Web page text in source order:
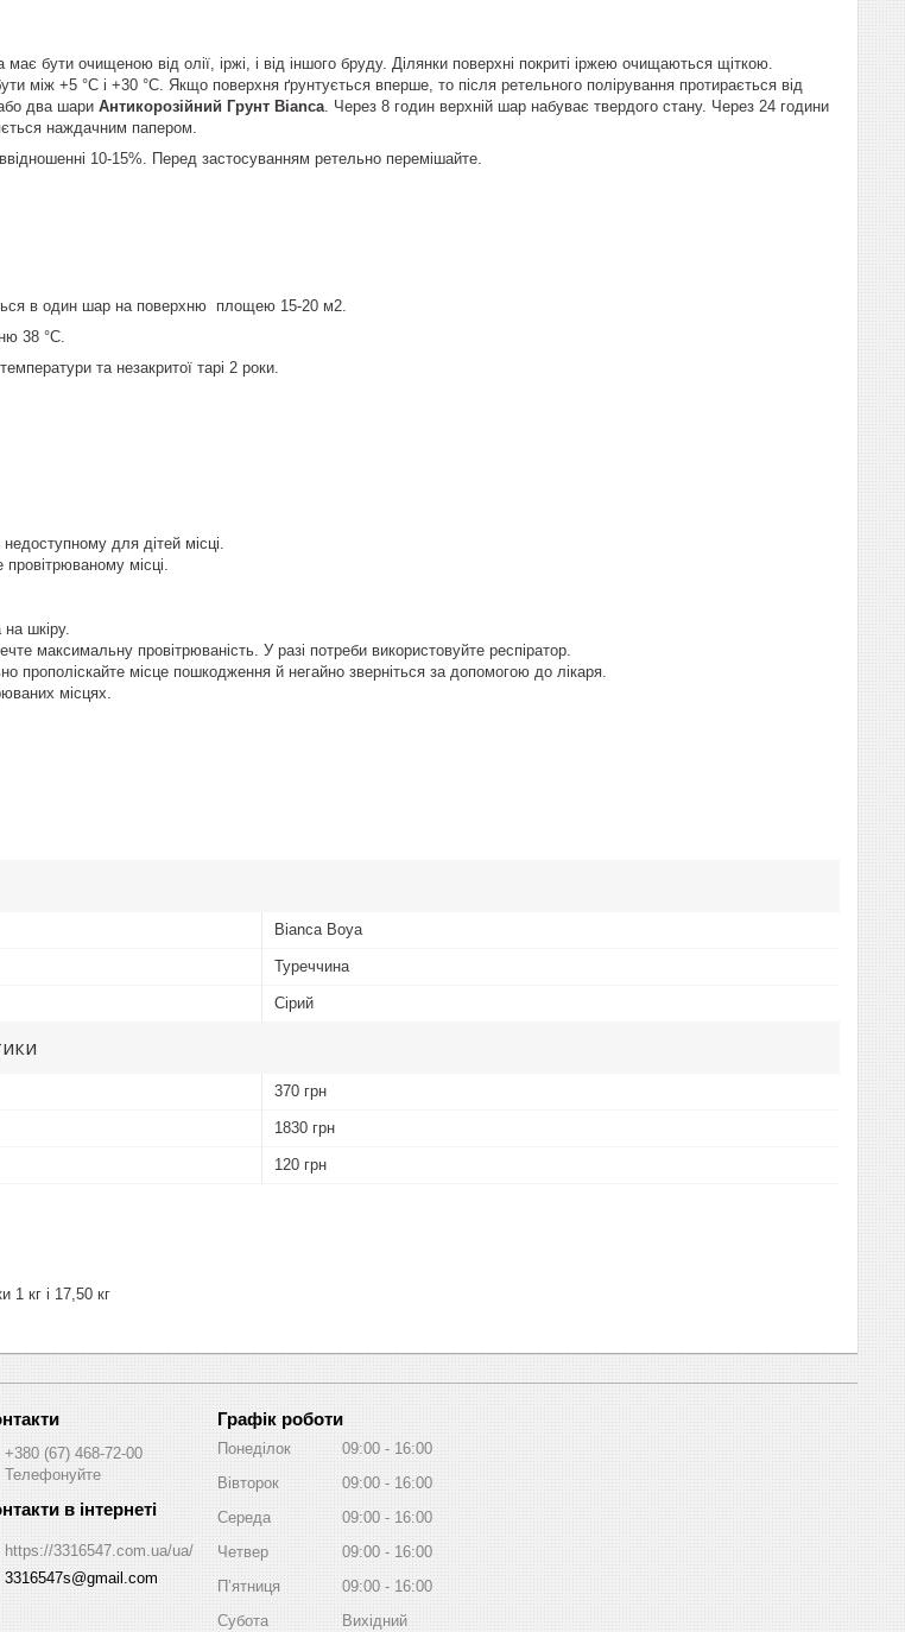
бути очищеною від олії, іржі, і від іншого бруду. Ділянки поверхні покриті іржею очищаються щіткою.
між +5 °C і +30 °C. Якщо поверхня ґрунтується вперше, то після ретельного полірування протирається від
два шари Антикорозійний Грунт Bianca . Через 8 годин верхній шар набуває твердого стану. Через 24 години
наждачним папером.
10-15%. Перед застосуванням ретельно перемішайте.
в один шар на поверхню площею 15-20 м2.
38 °C.
та незакритої тарі 2 роки.
для дітей місці.
місці.
шкіру.
максимальну провітрюваність. У разі потреби використовуйте респіратор.
прополіскайте місце пошкодження й негайно зверніться за допомогою до лікаря.
місцях.
Bianca Boya
Туреччина
Сірий
370 грн
1830 грн
120 грн
1 кг і 17,50 кг
+380 (67) 468-72-00
Телефонуйте
https://3316547.com.ua/ua/
3316547s@gmail.com
Графік роботи
Понеділок 09:00
16:00
Вівторок
09:00
16:00
Середа
09:00
16:00
Четвер
09:00
16:00
Пʼятниця
09:00
16:00
Субота
Вихідний